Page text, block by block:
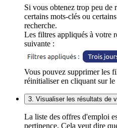
Si vous obtenez trop peu de
certains mots-clés ou
recherche.
Les filtres appliqués à votre
suivante :
Vous pouvez supprimer les
réinitialiser en cliquant sur
3. Visualiser les résultats de
La liste des offres d'emploi
pertinence. Cela veut dire